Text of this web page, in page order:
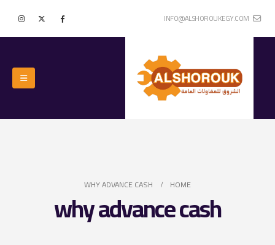
INFO@ALSHOROUKEGY.COM
HOME
WHY ADVANCE CASH
why advance cash